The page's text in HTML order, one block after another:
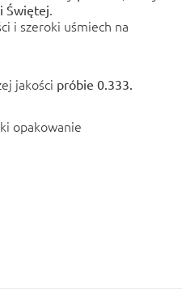
Świętej.
i szeroki uśmiech na
jakości próbie 0.333.
opakowanie